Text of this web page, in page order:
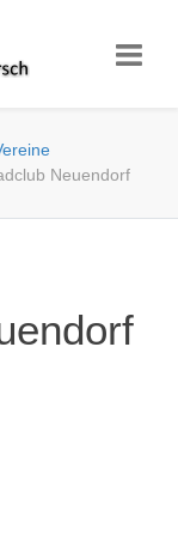
Neuendorf